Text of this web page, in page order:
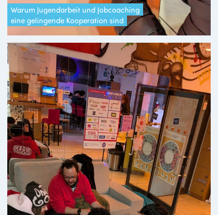
Warum Jugendarbeit und Jobcoaching
eine gelingende Kooperation sind